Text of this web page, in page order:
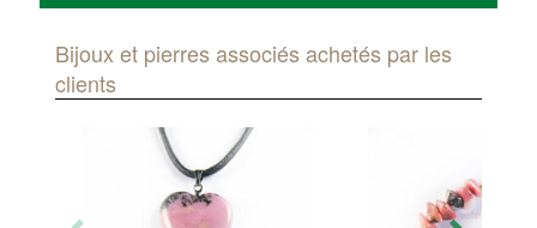
Bijoux et pierres associés achetés par les
clients